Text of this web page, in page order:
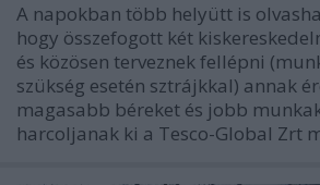
A napokban több helyütt is
hogy összefogott két
és közösen terveznek fellépni
szükség esetén sztrájkkal) annak
magasabb béreket és jobb
harcoljanak ki a Tesco-Global Zrt